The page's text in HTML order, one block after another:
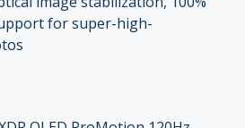
for super-high-